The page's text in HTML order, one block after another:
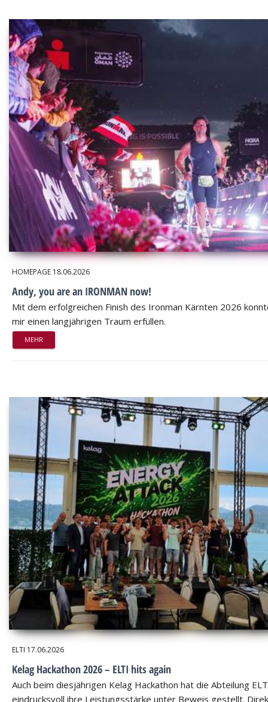
HOMEPAGE 18.06.2026
Andy, you are an IRONMAN now!
Mit dem erfolgreichen Finish des Ironman Kärnten 2026
mir einen langjährigen Traum erfüllen.
MEHR
ELTI 17.06.2026
Kelag Hackathon 2026 – ELTI hits again
Auch beim diesjährigen Kelag Hackathon hat die Abteilung
eindrucksvoll ihre Leistungsstärke unter Beweis gestellt.